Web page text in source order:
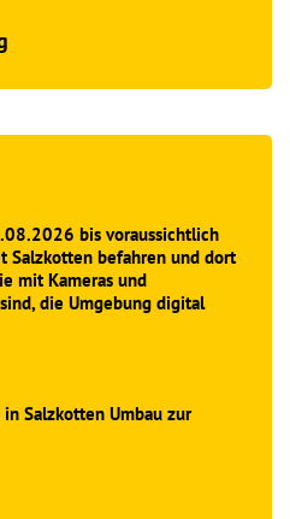
bis voraussichtlich
Salzkotten befahren und dort
mit Kameras und
die Umgebung digital
Salzkotten Umbau zur